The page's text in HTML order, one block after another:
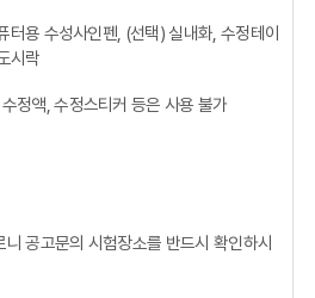
용 수성사인펜, (선택) 실내화, 수정테이
시락
정액, 수정스티커 등은 사용 불가
공고문의 시험장소를 반드시 확인하시